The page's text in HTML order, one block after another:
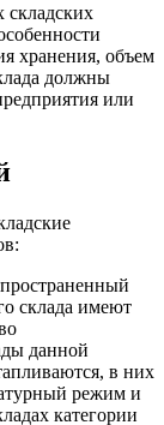
складских
хранения, объем
должны
или
склада имеют
данной
в них
режим и
категории